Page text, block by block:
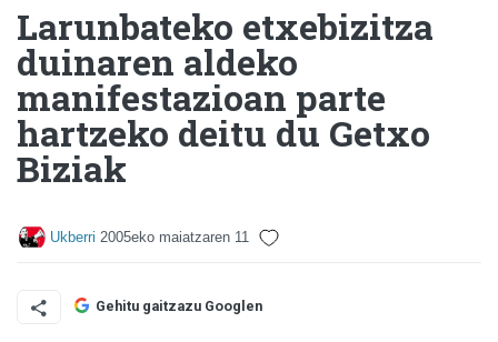
Larunbateko etxebizitza
duinaren aldeko
manifestazioan parte
hartzeko deitu du Getxo
Biziak
Ukberri 2005eko maiatzaren 11
Gehitu gaitzazu Googlen